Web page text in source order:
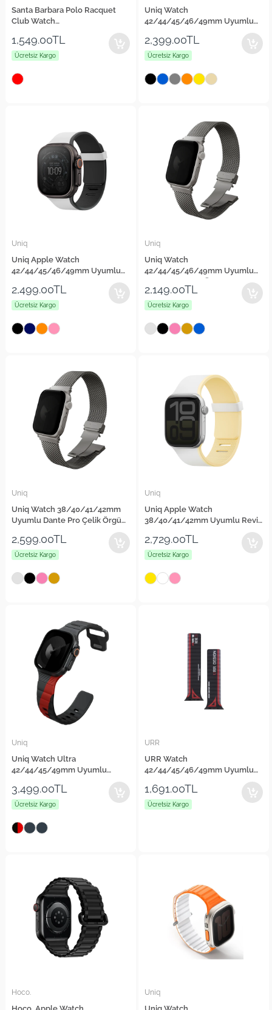
Santa Barbara Polo Racquet
Club Watch
42/44/45/46/49mm Uyumlu
Brendan Deri Kordon
1,549.00TL
Ücretsiz Kargo
Uniq Watch
42/44/45/46/49mm Uyumlu
2,399.00TL
Ücretsiz Kargo
Uniq
Uniq Apple Watch
42/44/45/46/49mm Uyumlu
Revix IV Reversible Manyetik
Kordon
2,499.00TL
Ücretsiz Kargo
Uniq
Uniq Watch
42/44/45/46/49mm Uyumlu
Dante Pro Çelik Örgü Kordon
2,149.00TL
Ücretsiz Kargo
Uniq
Uniq Watch 38/40/41/42mm
Uyumlu Dante Pro Çelik Örgü
2,599.00TL
Ücretsiz Kargo
Uniq
Uniq Apple Watch
38/40/41/42mm Uyumlu Revix
IV Reversible Manyetik Kordon
2,729.00TL
Ücretsiz Kargo
Uniq
Uniq Watch Ultra
42/44/45/49mm Uyumlu
Stride Rubber FKM Designer
Edition Silikon Kordon
3,499.00TL
Ücretsiz Kargo
URR
URR Watch
42/44/45/46/49mm Uyumlu
1,691.00TL
Ücretsiz Kargo
Hoco. Uniq